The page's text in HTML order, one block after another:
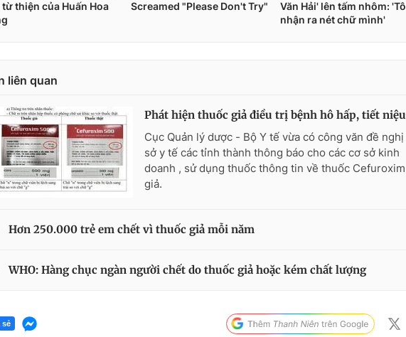
liên quan
Phát hiện thuốc giả điều trị bệnh hô hấp, tiết niệu
Cục Quản lý dược - Bộ Y tế vừa có công văn đề nghị
sở y tế các tỉnh thành thông báo cho các cơ sở kinh
doanh , sử dụng thuốc thông tin về thuốc Cefuroxim
giả.
Hơn 250.000 trẻ em chết vì thuốc giả mỗi năm
WHO: Hàng chục ngàn người chết do thuốc giả hoặc kém chất lượng
sẻ